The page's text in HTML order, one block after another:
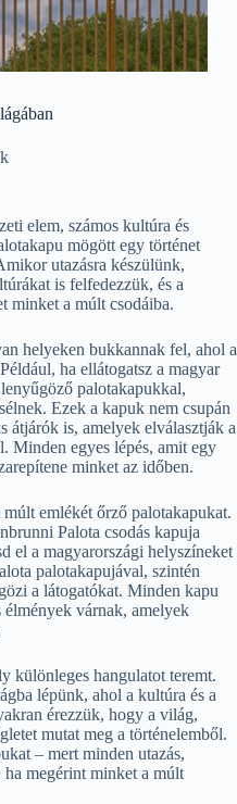
elem, számos kultúra és
mögött egy történet
utazásra készülünk,
is felfedezzük, és a
minket a múlt csodáiba.
helyeken bukkannak fel, ahol a
ha ellátogatsz a magyar
palotakapukkal,
Ezek a kapuk nem csupán
átjárók is, amelyek elválasztják a
Minden egyes lépés, amit egy
minket az időben.
emlékét őrző palotakapukat.
Palota csodás kapuja
el a magyarországi helyszíneket
palotakapujával, szintén
a látogatókat. Minden kapu
élmények várnak, amelyek
különleges hangulatot teremt.
lépünk, ahol a kultúra és a
érezzük, hogy a világ,
mutat meg a történelemből.
– mert minden utazás,
megérint minket a múlt